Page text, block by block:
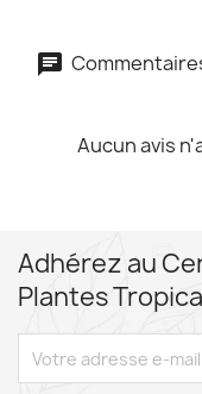
Aucun avis
Adhérez au
Plantes